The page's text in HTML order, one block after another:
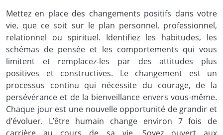
Mettez en place des changements positifs dans votre
vie, que ce soit sur le plan personnel, professionnel,
relationnel ou spirituel. Identifiez les habitudes, les
schémas de pensée et les comportements qui vous
limitent et remplacez-les par des attitudes plus
positives et constructives. Le changement est un
processus continu qui nécessite du courage, de la
persévérance et de la bienveillance envers vous-même.
Chaque jour est une nouvelle opportunité de grandir et
d’évoluer. L’être humain change environ 7 fois de